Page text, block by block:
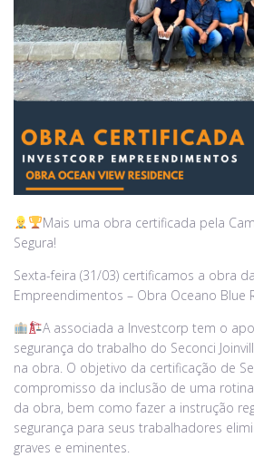
Mais uma obra certificada pela
Segura!
Sexta-feira (31/03) certificamos a obra
Empreendimentos – Obra Oceano Blue
A associada a Investcorp tem o
segurança do trabalho do Seconci
na obra. O objetivo da certificação de
compromisso da inclusão de uma
da obra, bem como fazer a instrução
segurança para seus trabalhadores
graves e eminentes.